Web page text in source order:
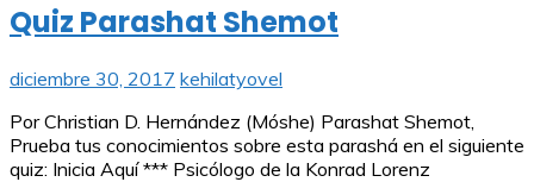
Quiz Parashat Shemot
diciembre 30, 2017 kehilatyovel
Por Christian D. Hernández (Móshe) Parashat Shemot,
Prueba tus conocimientos sobre esta parashá en el siguiente
quiz: Inicia Aquí *** Psicólogo de la Konrad Lorenz